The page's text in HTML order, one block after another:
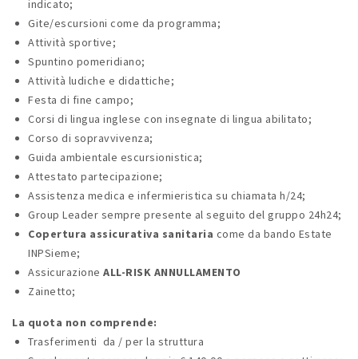
indicato;
Gite/escursioni come da programma;
Attività sportive;
Spuntino pomeridiano;
Attività ludiche e didattiche;
Festa di fine campo;
Corsi di lingua inglese con insegnate di lingua abilitato;
Corso di sopravvivenza;
Guida ambientale escursionistica;
Attestato partecipazione;
Assistenza medica e infermieristica su chiamata h/24;
Group Leader sempre presente al seguito del gruppo 24h24;
Copertura assicurativa sanitaria come da bando Estate
INPSieme;
Assicurazione ALL-RISK ANNULLAMENTO
Zainetto;
La quota non comprende:
Trasferimenti da / per la struttura